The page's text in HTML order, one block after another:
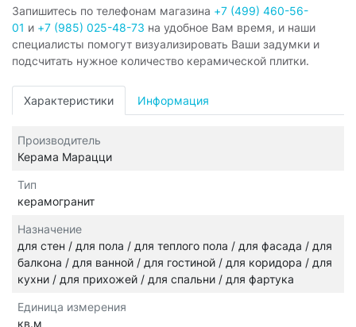
Запишитесь по телефонам магазина +7 (499) 460-56-
01 и +7 (985) 025-48-73 на удобное Вам время, и наши
специалисты помогут визуализировать Ваши задумки и
подсчитать нужное количество керамической плитки.
Характеристики Информация
Производитель
Керама Марацци
Тип
керамогранит
Назначение
для стен / для пола / для теплого пола / для фасада / для
балкона / для ванной / для гостиной / для коридора / для
кухни / для прихожей / для спальни / для фартука
Единица измерения
кв.м